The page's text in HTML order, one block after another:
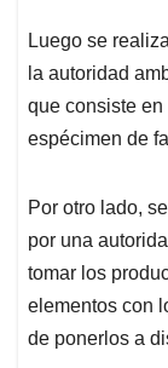
Luego se
la autoridad
que consiste
espécimen de
Por otro lado,
por una
tomar los
elementos con
de ponerlos a